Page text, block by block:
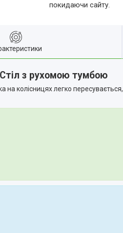
покидаючи сайту.
Стіл з рухомою тумбою
колісницях легко